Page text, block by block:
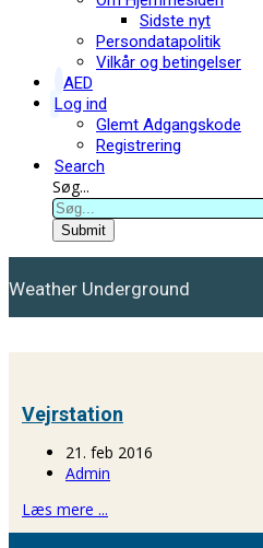
Sidste nyt
Persondatapolitik
Vilkår og betingelser
AED
Log ind
Glemt Adgangskode
Registrering
Search
Søg...
Submit
Weather Underground
Vejrstation
21. feb 2016
Admin
Læs mere ...